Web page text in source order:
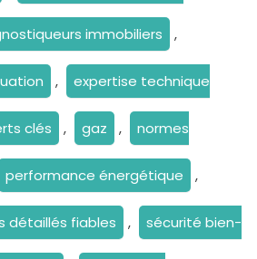
immobiliers ,
, expertise technique
clés , gaz , normes
performance énergétique ,
détaillés fiables , sécurité bien-